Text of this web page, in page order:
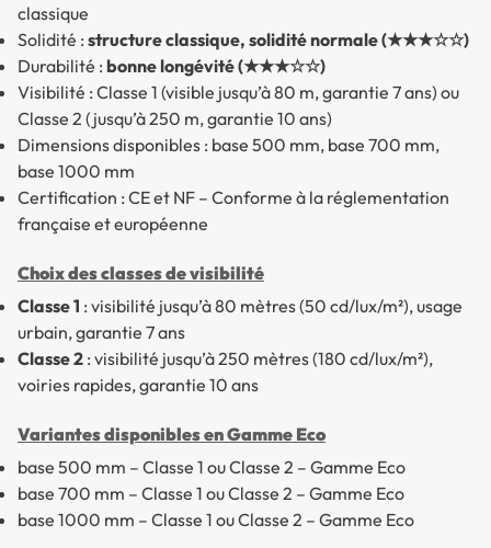
classique
Solidité : structure classique, solidité normale (★★★☆☆)
Durabilité : bonne longévité (★★★☆☆)
Visibilité : Classe 1 (visible jusqu’à 80 m, garantie 7 ans) ou
Classe 2 (jusqu’à 250 m, garantie 10 ans)
Dimensions disponibles : base 500 mm, base 700 mm,
base 1000 mm
Certification : CE et NF – Conforme à la réglementation
française et européenne
Choix des classes de visibilité
Classe 1 : visibilité jusqu’à 80 mètres (50 cd/lux/m²), usage
urbain, garantie 7 ans
Classe 2 : visibilité jusqu’à 250 mètres (180 cd/lux/m²),
voiries rapides, garantie 10 ans
Variantes disponibles en Gamme Eco
base 500 mm – Classe 1 ou Classe 2 – Gamme Eco
base 700 mm – Classe 1 ou Classe 2 – Gamme Eco
base 1000 mm – Classe 1 ou Classe 2 – Gamme Eco